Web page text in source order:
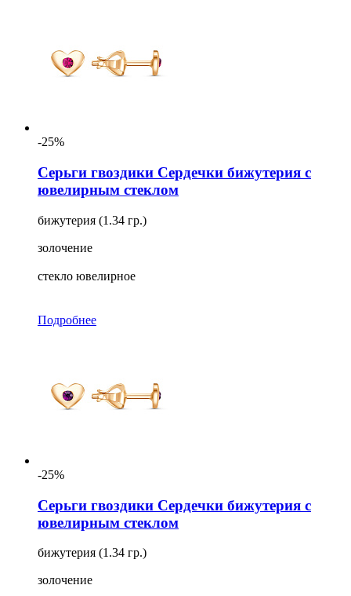
-25%
Серьги гвоздики Сердечки бижутерия с
ювелирным стеклом
бижутерия (1.34 гр.)
золочение
стекло ювелирное
Подробнее
-25%
Серьги гвоздики Сердечки бижутерия с
ювелирным стеклом
бижутерия (1.34 гр.)
золочение